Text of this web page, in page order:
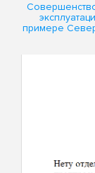
примере